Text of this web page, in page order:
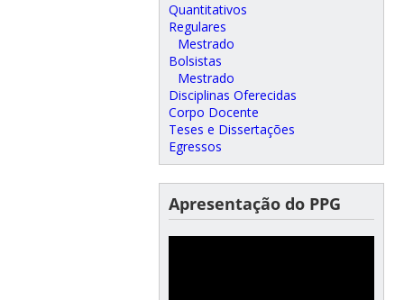
Quantitativos
Regulares
Mestrado
Bolsistas
Mestrado
Disciplinas Oferecidas
Corpo Docente
Teses e Dissertações
Egressos
Apresentação do PPG